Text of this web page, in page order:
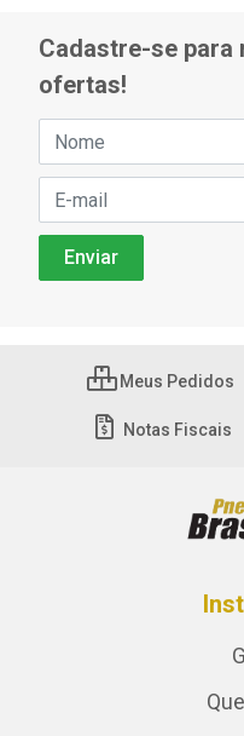
Cadastre-se para
ofertas!
Meus Pedidos
Notas Fiscais